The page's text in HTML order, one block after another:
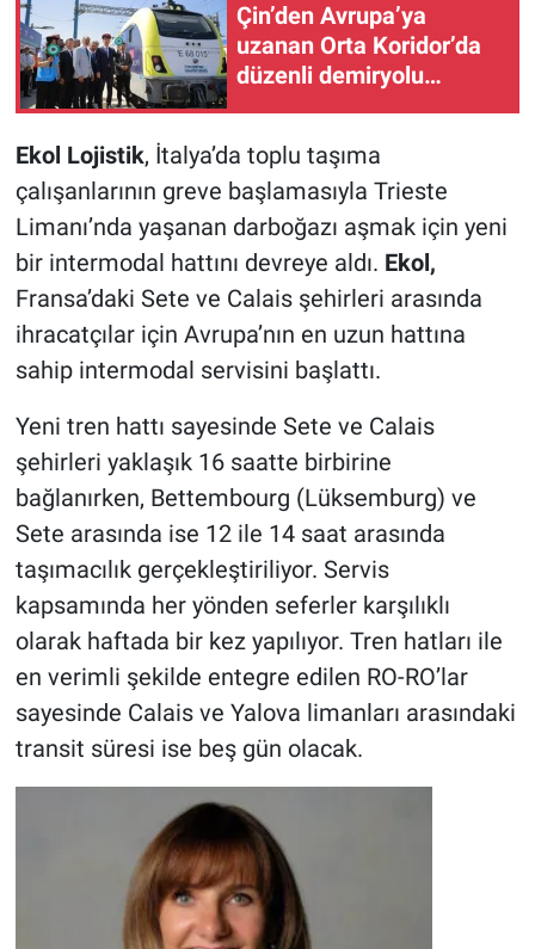
Çin’den Avrupa’ya
uzanan Orta Koridor’da
düzenli demiryolu
Ekol Lojistik, İtalya’da toplu taşıma
çalışanlarının greve başlamasıyla Trieste
Limanı’nda yaşanan darboğazı aşmak için yeni
bir intermodal hattını devreye aldı. Ekol,
Fransa’daki Sete ve Calais şehirleri arasında
ihracatçılar için Avrupa’nın en uzun hattına
sahip intermodal servisini başlattı.
Yeni tren hattı sayesinde Sete ve Calais
şehirleri yaklaşık 16 saatte birbirine
bağlanırken, Bettembourg (Lüksemburg) ve
Sete arasında ise 12 ile 14 saat arasında
taşımacılık gerçekleştiriliyor. Servis
kapsamında her yönden seferler karşılıklı
olarak haftada bir kez yapılıyor. Tren hatları ile
en verimli şekilde entegre edilen RO-RO’lar
sayesinde Calais ve Yalova limanları arasındaki
transit süresi ise beş gün olacak.